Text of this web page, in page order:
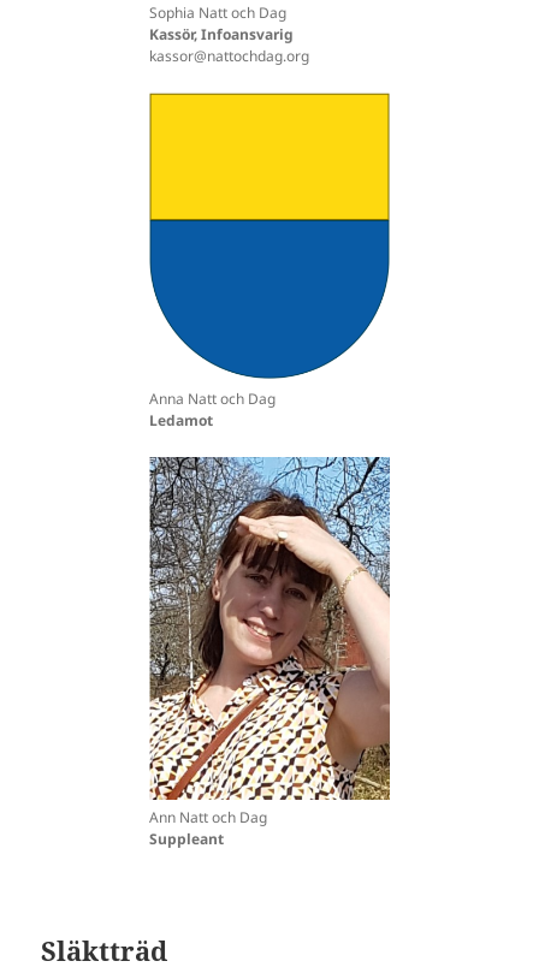
Sophia Natt och Dag
Kassör, Infoansvarig
kassor@nattochdag.org
Anna Natt och Dag
Ledamot
Ann Natt och Dag
Suppleant
Släktträd